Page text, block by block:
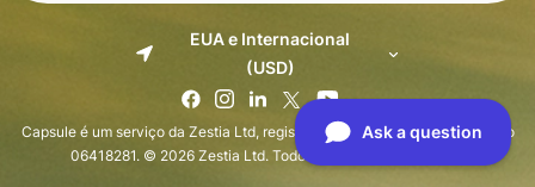
EUA e Internacional
(USD)
Capsule é um serviço da Zestia Ltd, registrada na Inglaterra com o número
06418281. © 2026 Zestia Ltd. Todos os direitos reservados.